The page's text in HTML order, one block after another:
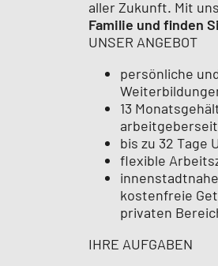
aller Zukunft. Mit
Familie und finden
UNSER ANGEBOT
persönliche
13
bis zu 32 Tage
flexible
kostenfreie
privaten
IHRE AUFGABEN